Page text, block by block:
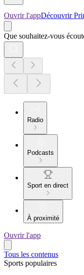
Ouvrir l'appDécouvrir
Que souhaitez-vous
Radio
Podcasts
Sport en direct
À proximité
Ouvrir l'app
Tous les contenus
Sports populaires